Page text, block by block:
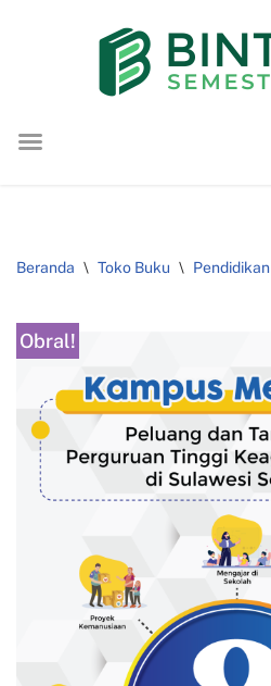
konten
Beranda \ Toko Buku \ Pendidikan
Obral!